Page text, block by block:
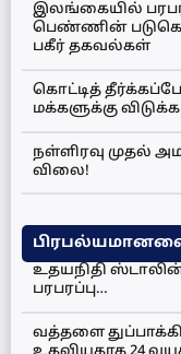
இலங்கையில்
பெண்ணின்
பகீர் தகவல்கள்
கொட்டித்
மக்களுக்கு
நள்ளிரவு முதல்
விலை!
உதயநிதி
பரபரப்பு…
வத்தளை